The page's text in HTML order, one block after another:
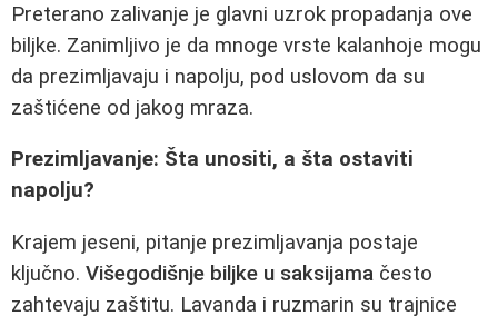
Preterano zalivanje je glavni uzrok propadanja ove
biljke. Zanimljivo je da mnoge vrste kalanhoje mogu
da prezimljavaju i napolju, pod uslovom da su
zaštićene od jakog mraza.
Prezimljavanje: Šta unositi, a šta ostaviti
napolju?
Krajem jeseni, pitanje prezimljavanja postaje
ključno. Višegodišnje biljke u saksijama često
zahtevaju zaštitu. Lavanda i ruzmarin su trajnice